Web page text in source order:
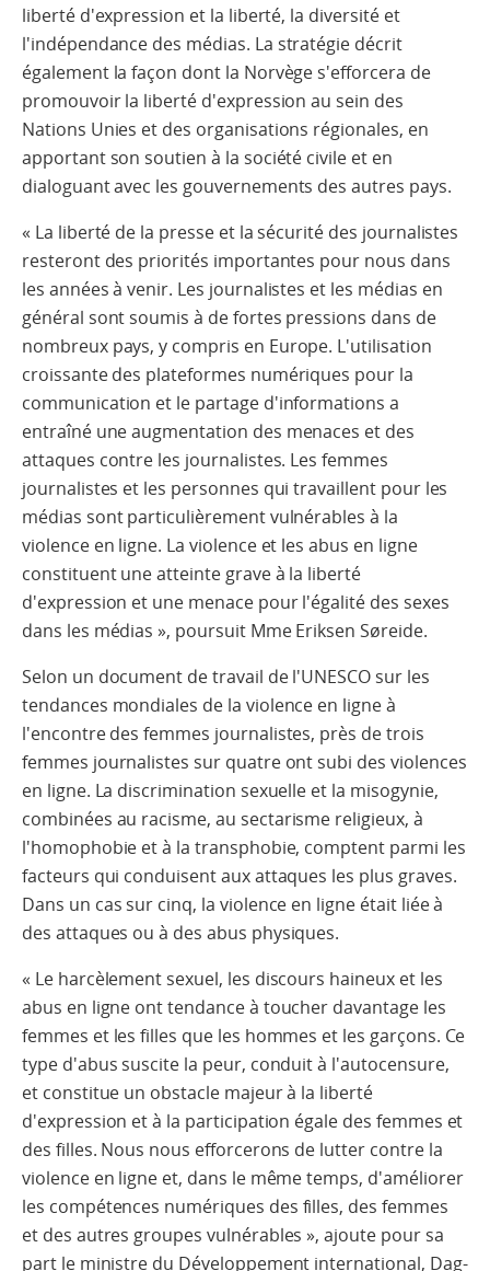
liberté d'expression et la liberté, la diversité et
l'indépendance des médias. La stratégie décrit
également la façon dont la Norvège s'efforcera de
promouvoir la liberté d'expression au sein des
Nations Unies et des organisations régionales, en
apportant son soutien à la société civile et en
dialoguant avec les gouvernements des autres pays.
« La liberté de la presse et la sécurité des journalistes
resteront des priorités importantes pour nous dans
les années à venir. Les journalistes et les médias en
général sont soumis à de fortes pressions dans de
nombreux pays, y compris en Europe. L'utilisation
croissante des plateformes numériques pour la
communication et le partage d'informations a
entraîné une augmentation des menaces et des
attaques contre les journalistes. Les femmes
journalistes et les personnes qui travaillent pour les
médias sont particulièrement vulnérables à la
violence en ligne. La violence et les abus en ligne
constituent une atteinte grave à la liberté
d'expression et une menace pour l'égalité des sexes
dans les médias », poursuit Mme Eriksen Søreide.
Selon un document de travail de l'UNESCO sur les
tendances mondiales de la violence en ligne à
l'encontre des femmes journalistes, près de trois
femmes journalistes sur quatre ont subi des violences
en ligne. La discrimination sexuelle et la misogynie,
combinées au racisme, au sectarisme religieux, à
l'homophobie et à la transphobie, comptent parmi les
facteurs qui conduisent aux attaques les plus graves.
Dans un cas sur cinq, la violence en ligne était liée à
des attaques ou à des abus physiques.
« Le harcèlement sexuel, les discours haineux et les
abus en ligne ont tendance à toucher davantage les
femmes et les filles que les hommes et les garçons. Ce
type d'abus suscite la peur, conduit à l'autocensure,
et constitue un obstacle majeur à la liberté
d'expression et à la participation égale des femmes et
des filles. Nous nous efforcerons de lutter contre la
violence en ligne et, dans le même temps, d'améliorer
les compétences numériques des filles, des femmes
et des autres groupes vulnérables », ajoute pour sa
part le ministre du Développement international, Dag-